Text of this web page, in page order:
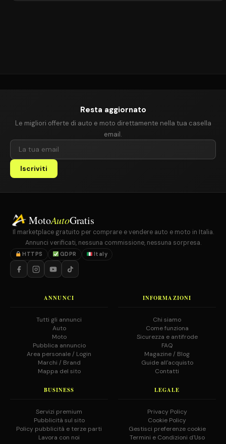
Resta aggiornato
Le migliori offerte di auto e moto direttamente nella tua casella
email.
Iscriviti
MotoAutoGratis
Il marketplace gratuito per comprare e vendere auto e moto in Italia.
Annunci verificati, nessuna commissione, nessuna sorpresa.
HTTPS GDPR Italy
ANNUNCI
Tutti gli annunci
Auto
Moto
Pubblica annuncio
Area personale / Login
Marchi / Brand
Mappa del sito
INFORMAZIONI
Chi siamo
Come funziona
Sicurezza e antifrode
FAQ
Magazine / Blog
Guide all'acquisto
Contatti
BUSINESS
Servizi premium
Pubblicità sul sito
Policy pubblicità e terze parti
Lavora con noi
LEGALE
Privacy Policy
Cookie Policy
Gestisci preferenze cookie
Termini e Condizioni d'Uso